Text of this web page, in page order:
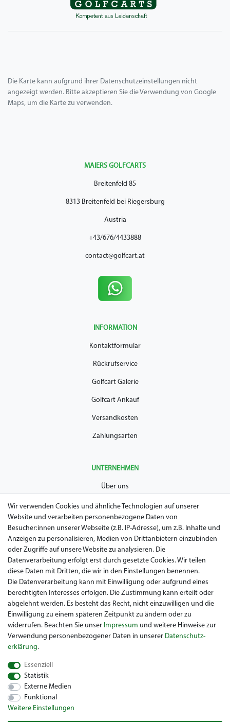
Die Karte kann aufgrund ihrer Datenschutzeinstellungen nicht
angezeigt werden. Bitte akzeptieren Sie die Verwendung von Google
Maps, um die Karte zu verwenden.
MAIERS GOLFCARTS
Breitenfeld 85
8313 Breitenfeld bei Riegersburg
Austria
+43/676/4433888
contact@golfcart.at
INFORMATION
Kontaktformular
Rückrufservice
Golfcart Galerie
Golfcart Ankauf
Versandkosten
Zahlungsarten
UNTERNEHMEN
Über uns
AGB
Datenschutz
Impressum
Widerrufsrecht
Garantie / Gewährleistung
Sie suchen ein gebrauchtes Golf Car? Maiers Golfcarts ist Ihr
österreichischer Golfcar Händler für Clubcar, Ezgo, Garia, Melex
und Yamaha! Maiers Golfcarts ist zudem Ihre Nummer 1
Golfcart-Werkstatt für Hartle Car, Tomberlin, Hyundai, HDK,
Lamborghini und Graf Carello Fahrzeuge. Wir freuen uns über
Wir verwenden Cookies und ähnliche Technologien auf unserer
Website und verarbeiten personenbezogene Daten von
Besucher:innen unserer Webseite (z.B. IP-Adresse), um z.B. Inhalte und
Anzeigen zu personalisieren, Medien von Drittanbietern einzubinden
oder Zugriffe auf unsere Website zu analysieren. Die
Datenverarbeitung erfolgt erst durch gesetzte Cookies. Wir teilen
diese Daten mit Dritten, die wir in den Einstellungen benennen.
Die Datenverarbeitung kann mit Einwilligung oder aufgrund eines
berechtigten Interesses erfolgen. Die Zustimmung kann erteilt oder
abgelehnt werden. Es besteht das Recht, nicht einzuwilligen und die
Einwilligung zu einem späteren Zeitpunkt zu ändern oder zu
widerrufen. Beachten Sie unser Impressum und weitere Hinweise zur
Verwendung personenbezogener Daten in unserer Daten­schutz­
erklärung.
Essenziell
Statistik
Externe Medien
Funktional
Weitere Einstellungen